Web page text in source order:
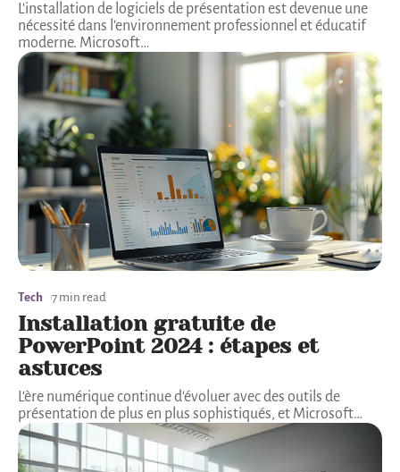
L'installation de logiciels de présentation est devenue une
nécessité dans l'environnement professionnel et éducatif
moderne. Microsoft…
Tech 7 min read
Installation gratuite de
PowerPoint 2024 : étapes et
astuces
L'ère numérique continue d'évoluer avec des outils de
présentation de plus en plus sophistiqués, et Microsoft…